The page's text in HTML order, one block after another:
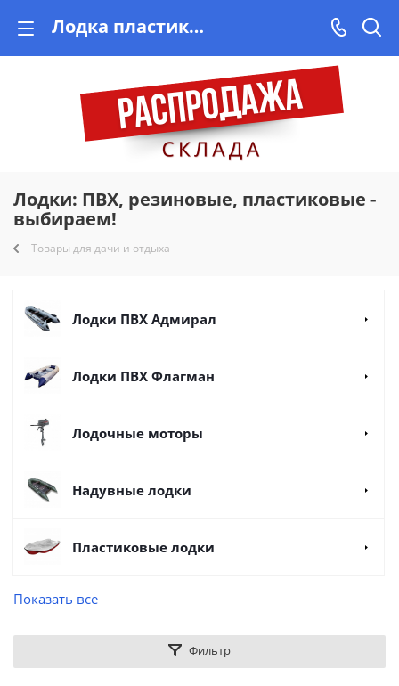
Лодка пластиковая, ПВХ, резиновая купить в Минске, РБ!
Лодки: ПВХ, резиновые, пластиковые -
выбираем!
Товары для дачи и отдыха
Лодки ПВХ Адмирал
Лодки ПВХ Флагман
Лодочные моторы
Надувные лодки
Пластиковые лодки
Показать все
Фильтр